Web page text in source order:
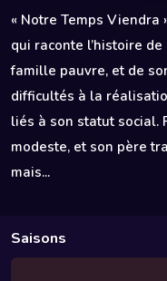
« Notre Temps
qui raconte l’histoire
famille pauvre, et de
difficultés à la
liés à son statut social.
modeste, et son père
mais...
Saisons